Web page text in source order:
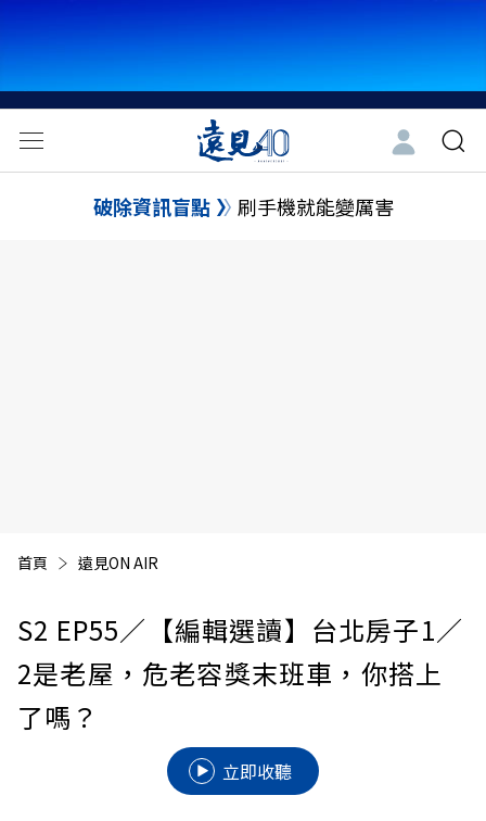
破除資訊盲點 刷手機就能變厲害
首頁 遠見ON AIR
S2 EP55／【編輯選讀】台北房子1／
2是老屋，危老容獎末班車，你搭上
了嗎？
立即收聽